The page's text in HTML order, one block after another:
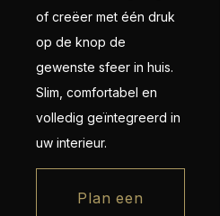
of creëer met één druk
op de knop de
gewenste sfeer in huis.
Slim, comfortabel en
volledig geïntegreerd in
uw interieur.
Plan een